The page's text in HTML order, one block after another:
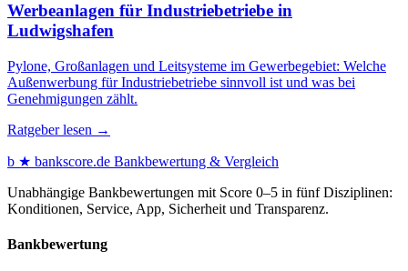
Werbeanlagen für Industriebetriebe in
Ludwigshafen
Pylone, Großanlagen und Leitsysteme im Gewerbegebiet: Welche
Außenwerbung für Industriebetriebe sinnvoll ist und was bei
Genehmigungen zählt.
Ratgeber lesen →
b ★ bankscore.de Bankbewertung & Vergleich
Unabhängige Bankbewertungen mit Score 0–5 in fünf Disziplinen:
Konditionen, Service, App, Sicherheit und Transparenz.
Bankbewertung